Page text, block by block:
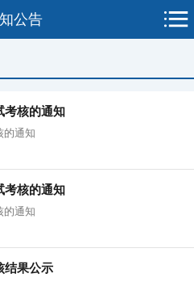
公告
考核的通知
的通知
考核的通知
的通知
结果公示